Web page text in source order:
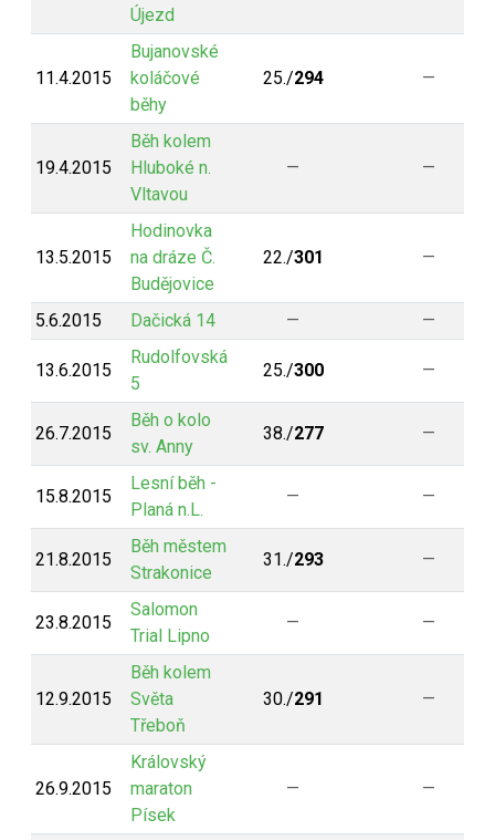
Újezd
11.4.2015
Bujanovské
koláčové
běhy
25./294 —
19.4.2015
Běh kolem
Hluboké n.
Vltavou
— —
13.5.2015
Hodinovka
na dráze Č.
Budějovice
22./301 —
5.6.2015 Dačická 14 — —
13.6.2015
Rudolfovská
5
25./300 —
26.7.2015
Běh o kolo
sv. Anny
38./277 —
15.8.2015
Lesní běh -
Planá n.L.
— —
21.8.2015
Běh městem
Strakonice
31./293 —
23.8.2015
Salomon
Trial Lipno
— —
12.9.2015
Běh kolem
Světa
Třeboň
30./291 —
26.9.2015
Královský
maraton
Písek
— —